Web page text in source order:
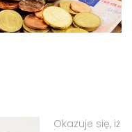
Okazuje się, iż